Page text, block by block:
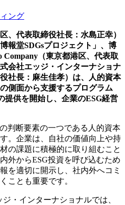
ング
、代表取締役社長：水島正幸）
報堂SDGsプロジェクト」、博
（東京都港区、代表取
会社エッジ・インターナショナ
社長：麻生佳孝）は、人的資本
側面から支援するプログラム
提供を開始し、企業のESG経営
判断要素の一つである人的資本
。企業は、自社の価値向上や持
の課題に積極的に取り組むこと
外からESG投資を呼び込むため
を適切に開示し、社内外へコミ
ことも重要です。
・インターナショナルでは、